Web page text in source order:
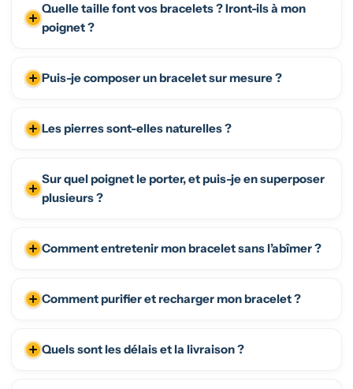
Quelle taille font vos bracelets ? Iront-ils à mon
poignet ?
Puis-je composer un bracelet sur mesure ?
Les pierres sont-elles naturelles ?
Sur quel poignet le porter, et puis-je en superposer
plusieurs ?
Comment entretenir mon bracelet sans l’abîmer ?
Comment purifier et recharger mon bracelet ?
Quels sont les délais et la livraison ?